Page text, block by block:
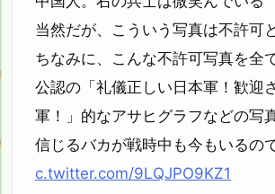
当然だが、こういう写真は不許可
ちなみに、こんな不許可写真を全
公認の「礼儀正しい日本軍！歓迎
軍！」的なアサヒグラフなどの写
信じるバカが戦時中も今もいるの
c.twitter.com/9LQJPO9KZ1